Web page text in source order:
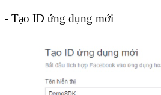
- Tạo ID ứng dụng mới